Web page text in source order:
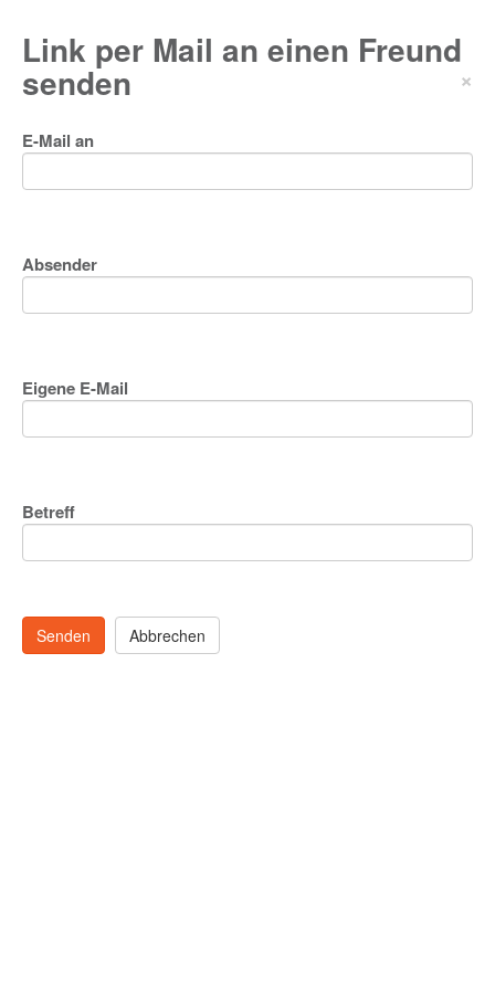
Link per Mail an einen Freund
senden ×
E-Mail an
Absender
Eigene E-Mail
Betreff
Senden Abbrechen